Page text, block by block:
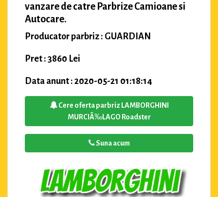
vanzare de catre Parbrize Camioane si
Autocare.
Producator parbriz : GUARDIAN
Pret : 3860 Lei
Data anunt : 2020-05-21 01:18:14
Cere oferta parbriz LAMBORGHINI
MURCIÃ‰LAGO Roadster
Suna acum